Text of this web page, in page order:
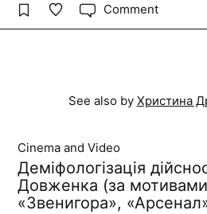
Comment
See also by Христина
Cinema and Video
Деміфологізація
Довженка (за мотивами
«Звенигора»,